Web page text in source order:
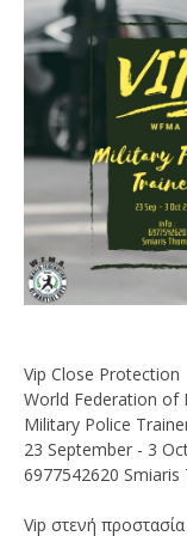
Vip Close Protection
World Federation of
Military Police
23 September - 3
6977542620 Smiaris
Vip στενή προστασία